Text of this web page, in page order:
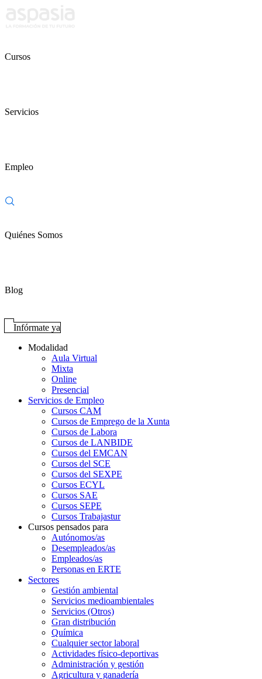
Cursos
Servicios
Empleo
Quiénes Somos
Blog
Infórmate ya
Modalidad
Aula Virtual
Mixta
Online
Presencial
Servicios de Empleo
Cursos CAM
Cursos de Emprego de la Xunta
Cursos de Labora
Cursos de LANBIDE
Cursos del EMCAN
Cursos del SCE
Cursos del SEXPE
Cursos ECYL
Cursos SAE
Cursos SEPE
Cursos Trabajastur
Cursos pensados para
Autónomos/as
Desempleados/as
Empleados/as
Personas en ERTE
Sectores
Gestión ambiental
Servicios medioambientales
Servicios (Otros)
Gran distribución
Química
Cualquier sector laboral
Actividades físico-deportivas
Administración y gestión
Agricultura y ganadería